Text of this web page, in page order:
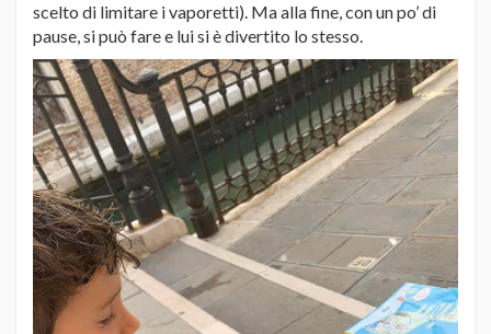
scelto di limitare i vaporetti). Ma alla fine, con un po’ di
pause, si può fare e lui si è divertito lo stesso.